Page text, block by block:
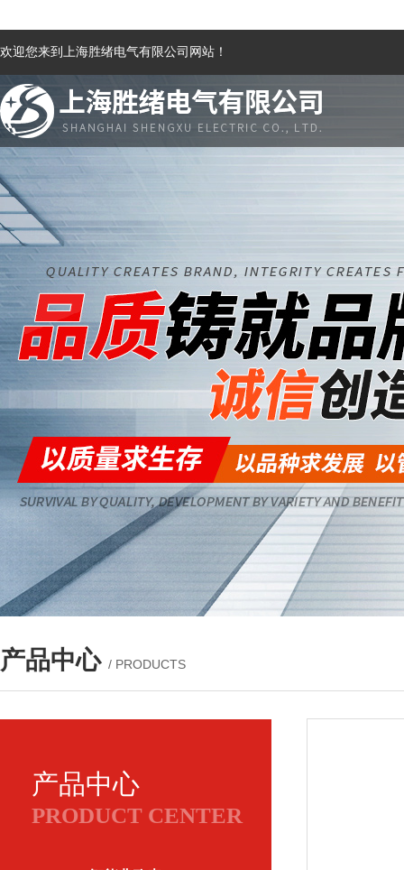
欢迎您来到上海胜绪电气有限公司网站！
产品中心 / PRODUCTS
产品中心
PRODUCT CENTER